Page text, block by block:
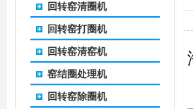
回转窑清圈机
回转窑打圈机
回转窑清窑机
窑结圈处理机
回转窑除圈机